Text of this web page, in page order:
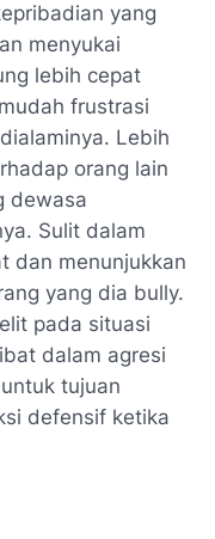
yang
menyukai
lebih cepat
frustrasi
Lebih
orang lain
dewasa
Sulit dalam
dan menunjukkan
yang dia bully.
pada situasi
dalam agresi
tujuan
defensif ketika